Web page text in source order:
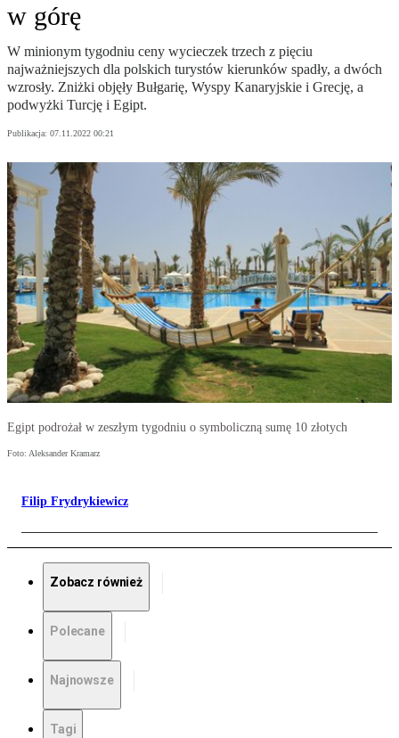
w górę
W minionym tygodniu ceny wycieczek trzech z pięciu
najważniejszych dla polskich turystów kierunków spadły, a dwóch
wzrosły. Zniżki objęły Bułgarię, Wyspy Kanaryjskie i Grecję, a
podwyżki Turcję i Egipt.
Publikacja: 07.11.2022 00:21
Egipt podrożał w zeszłym tygodniu o symboliczną sumę 10 złotych
Foto: Aleksander Kramarz
Filip Frydrykiewicz
Zobacz również
Polecane
Najnowsze
Tagi